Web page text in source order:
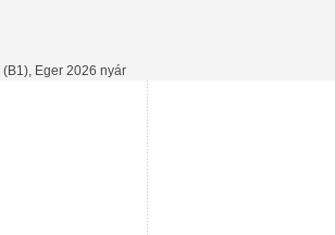
Eger 2026 nyár